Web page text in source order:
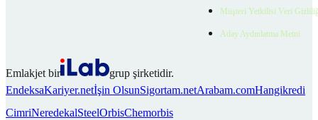
Müşteri Yetkilisi Veri
Aday Aydınlatma Metni
Emlakjet bir
grup şirketidir.
EndeksaKariyer.netİşin OlsunSigortam.netArabam.comHangikredi
CimriNeredekalSteelOrbisChemorbis